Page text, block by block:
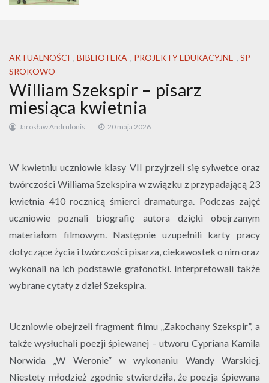
AKTUALNOŚCI , BIBLIOTEKA , PROJEKTY EDUKACYJNE , SP
SROKOWO
William Szekspir – pisarz
miesiąca kwietnia
Jarosław Andrulonis 20 maja 2026
W kwietniu uczniowie klasy VII przyjrzeli się sylwetce oraz
twórczości Williama Szekspira w związku z przypadającą 23
kwietnia 410 rocznicą śmierci dramaturga. Podczas zajęć
uczniowie poznali biografię autora dzięki obejrzanym
materiałom filmowym. Następnie uzupełnili karty pracy
dotyczące życia i twórczości pisarza, ciekawostek o nim oraz
wykonali na ich podstawie grafonotki. Interpretowali także
wybrane cytaty z dzieł Szekspira.
Uczniowie obejrzeli fragment filmu „Zakochany Szekspir”, a
także wysłuchali poezji śpiewanej – utworu Cypriana Kamila
Norwida „W Weronie” w wykonaniu Wandy Warskiej.
Niestety młodzież zgodnie stwierdziła, że poezja śpiewana